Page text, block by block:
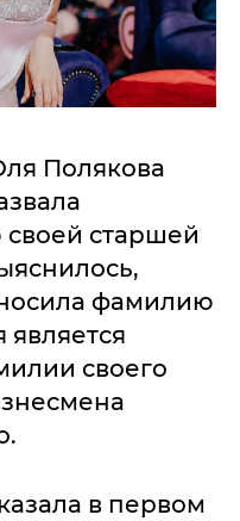
Полякова
старшей
фамилию
своего
в первом